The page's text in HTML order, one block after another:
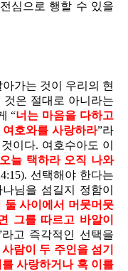
심으로 행할 수 있을
가는 것이 우리의 현
은 절대로 아니라는
“너는 마음을 다하고
호와를 사랑하라”라
이다. 여호수아도 이
늘 택하라 오직 나와
선택해야 한다는
님을 섬길지 정함이
둘 사이에서 머뭇머뭇
그를 따르고 바알이
라고 즉각적인 선택을
람이 두 주인을 섬기
사랑하거나 혹 이를